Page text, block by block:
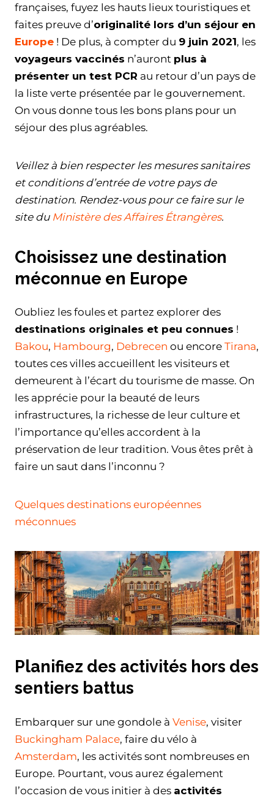
françaises, fuyez les hauts lieux touristiques et
faites preuve d’originalité lors d’un séjour en
Europe ! De plus, à compter du 9 juin 2021, les
voyageurs vaccinés n’auront plus à
présenter un test PCR au retour d’un pays de
la liste verte présentée par le gouvernement.
On vous donne tous les bons plans pour un
séjour des plus agréables.
Veillez à bien respecter les mesures sanitaires
et conditions d’entrée de votre pays de
destination. Rendez-vous pour ce faire sur le
site du Ministère des Affaires Étrangères.
Choisissez une destination
méconnue en Europe
Oubliez les foules et partez explorer des
destinations originales et peu connues !
Bakou, Hambourg, Debrecen ou encore Tirana,
toutes ces villes accueillent les visiteurs et
demeurent à l’écart du tourisme de masse. On
les apprécie pour la beauté de leurs
infrastructures, la richesse de leur culture et
l’importance qu’elles accordent à la
préservation de leur tradition. Vous êtes prêt à
faire un saut dans l’inconnu ?
Quelques destinations européennes
méconnues
Planifiez des activités hors des
sentiers battus
Embarquer sur une gondole à Venise, visiter
Buckingham Palace, faire du vélo à
Amsterdam, les activités sont nombreuses en
Europe. Pourtant, vous aurez également
l’occasion de vous initier à des activités